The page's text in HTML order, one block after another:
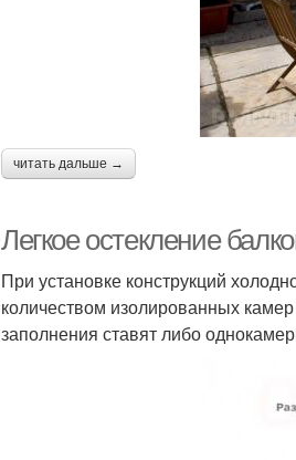
читать дальше →
Легкое остекление
При установке конструкций
количеством изолированных камер
заполнения ставят либо